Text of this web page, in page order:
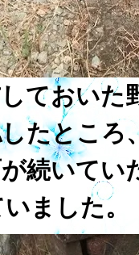
ておいた
たところ
続いてい
ました。